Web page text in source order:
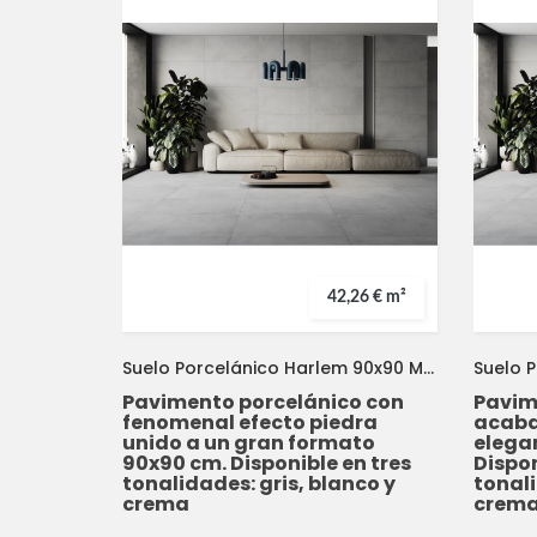
42,26 € m²
Suelo Porcelánico Harlem 90x90 METROPOL
Pavimento porcelánico con
fenomenal efecto piedra
unido a un gran formato
90x90 cm. Disponible en tres
tonalidades: gris, blanco y
crema